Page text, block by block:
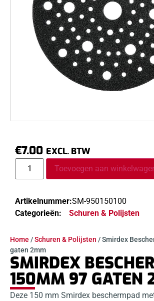
Home /Schuren & Polijsten / Smirdex
gaten 2mm
SMIRDEX
150MM 97 GATEN
Deze 150 mm Smirdex beschermpad
€7.00 EXCL. BTW
Toevoegen aan
Artikelnummer:SM-950150100
Categorieën:
Schuren & Polijsten